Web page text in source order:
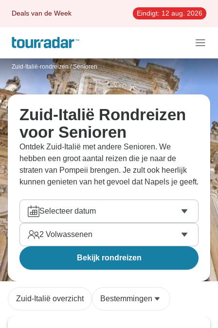
Deals van de Week Eindigt: 12 aug. 2026
Zuid-Italië-rondreizen / Senioren
Zuid-Italië Rondreizen
voor Senioren
Ontdek Zuid-Italië met andere Senioren. We
hebben een groot aantal reizen die je naar de
straten van Pompeii brengen. Je zult ook heerlijk
kunnen genieten van het gevoel dat Napels je geeft.
Selecteer datum
2 Volwassenen
Bekijk rondreizen
Zuid-Italië overzicht Bestemmingen